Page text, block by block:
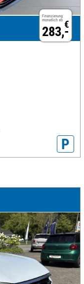
Finanzierung
monatlich ab €
283,-
P